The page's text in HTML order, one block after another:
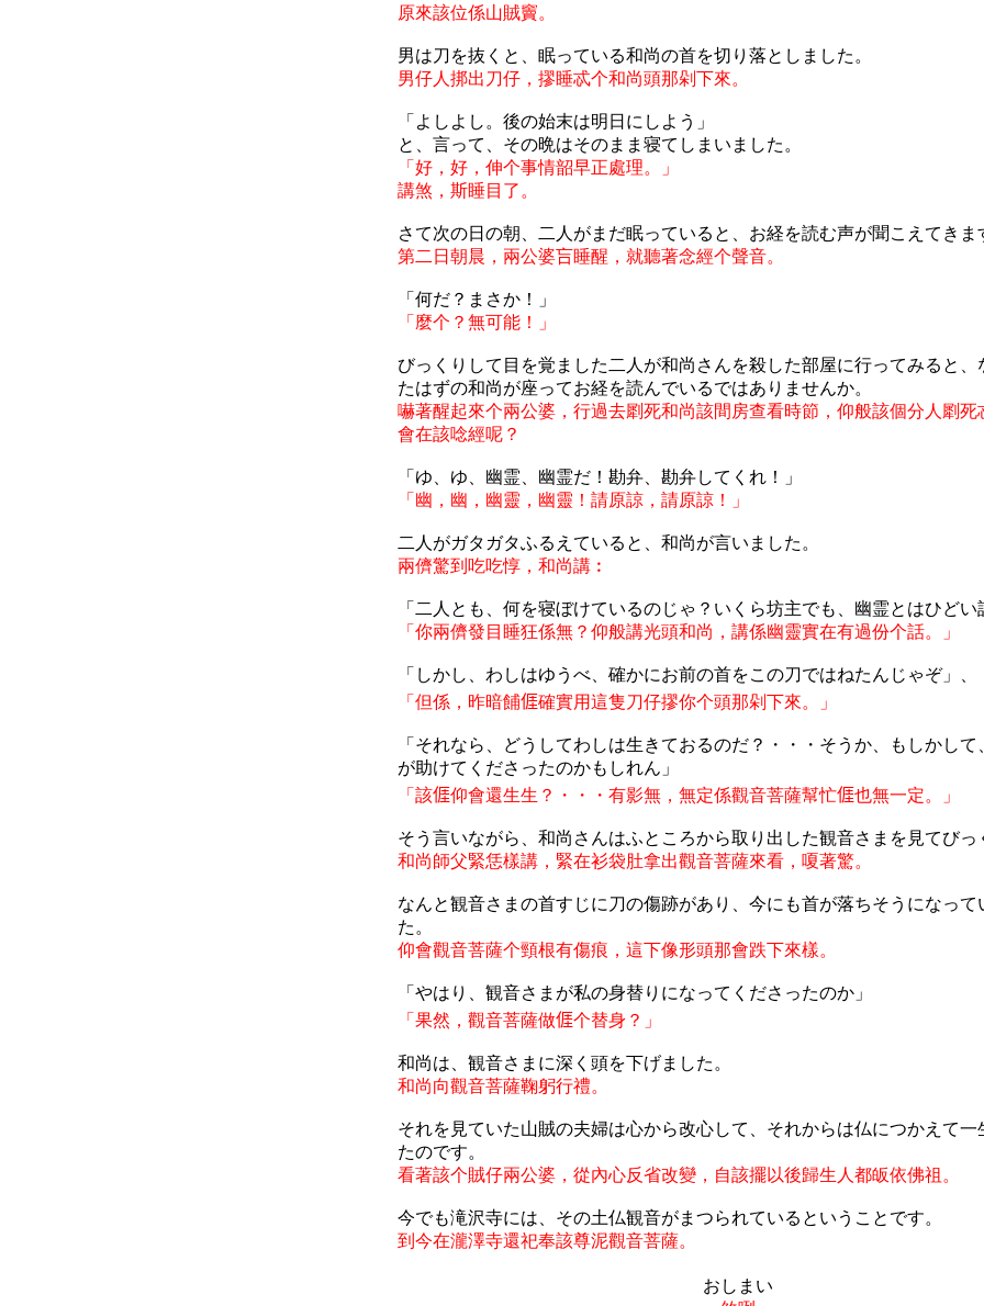
原來該位係山賊竇。
男は刀を抜くと、眠っている和尚の首を切り落としました。
男仔人 挷出刀仔，摎睡忒个和尚頭那剁下來。
「 よしよし 。後の始末は明日 にしよう 」
と
、言って その晩はそのまま 寝てしまいました 。
「好，好，伸个事情韶早正處理。」
講煞，斯睡目了。
さて次の日 の朝、二人 がまだ眠っていると お経を読む声が聞 こえてきま
第二日朝晨，兩公婆吂睡醒，就聽著念經个聲音。
「何だ？まさか！」
「麼个？無可能！」
びっくりして目を覚ました二人が和尚さんを殺した部屋に行ってみると、
たはずの和尚が座ってお経を読んでいるではありませんか。
嚇著醒起來个兩公婆，行過去㓾死和尚該間房查看時節，仰般該個分人 㓾死
會在該唸經呢？
「ゆ、ゆ、幽霊、幽霊だ！勘弁、勘弁してくれ！」
「幽，幽，幽靈，幽靈！請原諒，請原諒！」
二人がガタガタふるえていると、和尚が言いました。
兩儕驚到吃吃惇， 和尚講︰
「二人とも、何を寝ぼけているのじゃ？いくら坊主でも、幽霊とはひどい
「你兩儕發目睡狂係無？仰般講光頭和尚，講係幽靈實在有過份个話。」
「しかし、わしはゆうべ、確かにお前の首をこの刀ではねたんじゃぞ」、
「但係，昨暗餔𠊎確實用這隻刀仔摎你个頭那剁下來。」
「それなら、どうしてわしは生きておるのだ？・・・そうか、もしかして
が助けてくださったのかもしれん」
「該𠊎仰會還生生？・・・有影無，無定係觀音菩薩幫忙𠊎也無一定。」
そう言いながら、和尚さんはふところから取り出した観音さまを見てびっ
和尚師父緊恁樣講，緊在衫袋肚拿出觀音菩薩來看，嗄著驚。
なんと観音さまの首すじに刀の傷跡があり、今にも首が落ちそうになって
た。
仰會觀音菩薩个頸根有傷痕，這下像形頭那會跌下來樣。
「やはり、観音さまが私の身替りになってくださったのか」
「果然，觀音菩薩做𠊎个替身？」
和尚は、観音さまに深く頭を下げました。
和尚向觀音菩薩鞠躬行禮。
それを見ていた山賊の夫婦は心から改心して、それからは仏につかえて一
たのです。
看著該个賊仔兩公婆，從內心反省改變，自該擺以後歸生人都皈依佛祖。
今でも滝沢寺には、その土仏観音がまつられているということです。
到今在瀧澤寺還祀奉該尊泥觀音菩薩。
おしまい